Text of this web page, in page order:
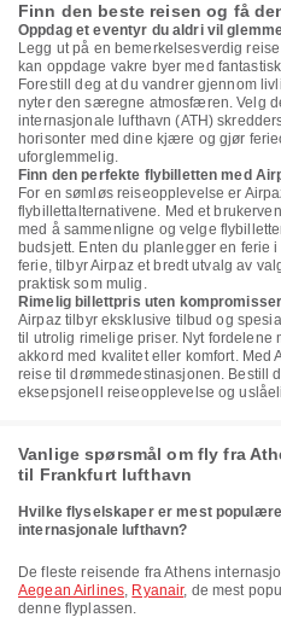
Finn den beste reisen og få
Oppdag et eventyr du aldri vil
Legg ut på en bemerkelsesverdig
kan oppdage vakre byer med
Forestill deg at du vandrer gjennom
nyter den særegne atmosfæren. Velg
internasjonale lufthavn (ATH)
horisonter med dine kjære og gjør
uforglemmelig.
Finn den perfekte flybilletten med
For en sømløs reiseopplevelse er
flybillettalternativene. Med et
med å sammenligne og velge
budsjett. Enten du planlegger en ferie
ferie, tilbyr Airpaz et bredt utvalg av
praktisk som mulig.
Rimelig billettpris uten kompromisser
Airpaz tilbyr eksklusive tilbud og
til utrolig rimelige priser. Nyt fordelene
akkord med kvalitet eller komfort.
reise til drømmedestinasjonen. Bestill
eksepsjonell reiseopplevelse og
Vanlige spørsmål om fly fra
til Frankfurt lufthavn
Hvilke flyselskaper er mest
internasjonale lufthavn?
De fleste reisende fra Athens
Aegean Airlines, Ryanair, de mest
denne flyplassen.